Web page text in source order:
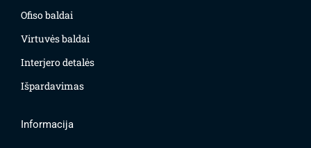
Ofiso baldai
Virtuvės baldai
Interjero detalės
Išpardavimas
Informacija